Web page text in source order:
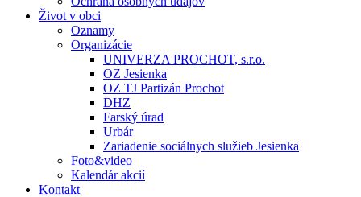
Život v obci
Oznamy
Organizácie
UNIVERZA PROCHOT, s.r.o.
OZ Jesienka
OZ TJ Partizán Prochot
DHZ
Farský úrad
Urbár
Zariadenie sociálnych služieb Jesienka
Foto&video
Kalendár akcií
Kontakt